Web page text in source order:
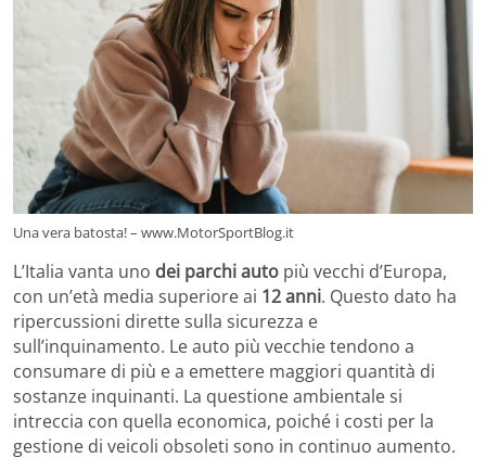
Una vera batosta! – www.MotorSportBlog.it
L’Italia vanta uno dei parchi auto più vecchi d’Europa,
con un’età media superiore ai 12 anni. Questo dato ha
ripercussioni dirette sulla sicurezza e
sull’inquinamento. Le auto più vecchie tendono a
consumare di più e a emettere maggiori quantità di
sostanze inquinanti. La questione ambientale si
intreccia con quella economica, poiché i costi per la
gestione di veicoli obsoleti sono in continuo aumento.